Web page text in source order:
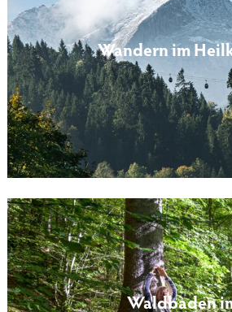
Wandern im
Waldbaden